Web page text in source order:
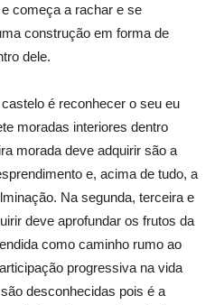
começa a rachar e se
construção em forma de
dele.
é reconhecer o seu eu
moradas interiores dentro
morada deve adquirir são a
e, acima de tudo, a
Na segunda, terceira e
deve aprofundar os frutos da
como caminho rumo ao
progressiva na vida
desconhecidas pois é a